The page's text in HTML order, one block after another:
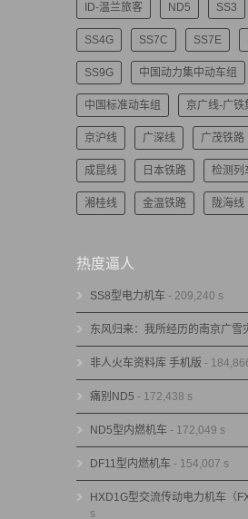
ID-温兰旅客 ND5 SS3
SS4G SS7C SS7E
SS9G 中国动力集中动车组
中国标准动车组 京广线-广铁
京沪线 广深线 广茂铁路
成昆线 日本铁路 检测列
湘桂线 金温铁路 陇海线
热度逼人
SS8型电力机车 - 209,240 s
东风归来：我所经历的南京广雪
非人火车资料库 手机版 -
痛别ND5 - 172,438 s
ND5型内燃机车 - 172,049 s
DF11型内燃机车 - 154,007 s
HXD1G型交流传动电力机车（
s